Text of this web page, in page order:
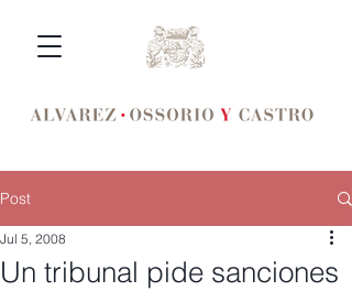
Post
Un tribunal pide sanciones
Jul 5, 2008